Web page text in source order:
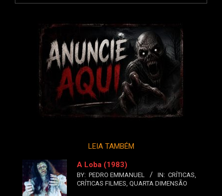
LEIA TAMBÉM
A Loba (1983)
BY: PEDRO EMMANUEL IN: CRÍTICAS,
CRÍTICAS FILMES, QUARTA DIMENSÃO